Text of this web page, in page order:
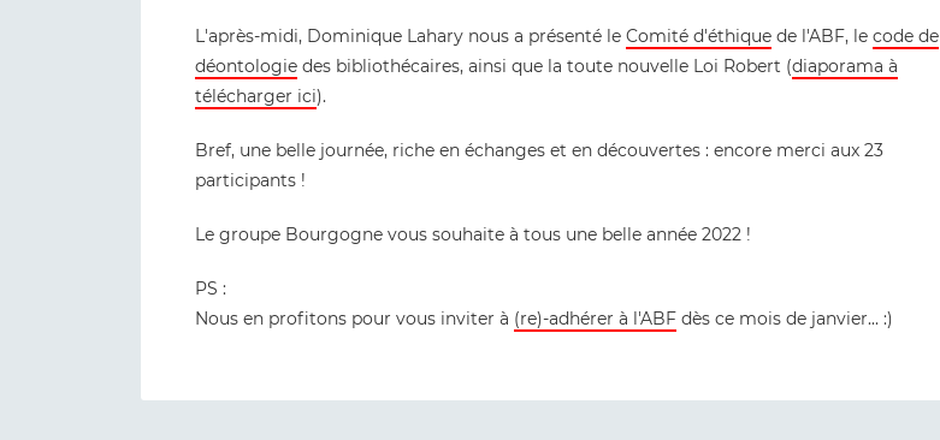
L'après-midi, Dominique Lahary nous a présenté le Comité d'éthique de l'ABF, le code de
déontologie des bibliothécaires, ainsi que la toute nouvelle Loi Robert (diaporama à
télécharger ici).
Bref, une belle journée, riche en échanges et en découvertes : encore merci aux 23
participants !
Le groupe Bourgogne vous souhaite à tous une belle année 2022 !
PS :
Nous en profitons pour vous inviter à (re)-adhérer à l'ABF dès ce mois de janvier... :)